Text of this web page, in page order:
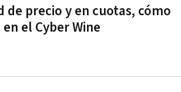
de precio y en cuotas, cómo
el Cyber Wine